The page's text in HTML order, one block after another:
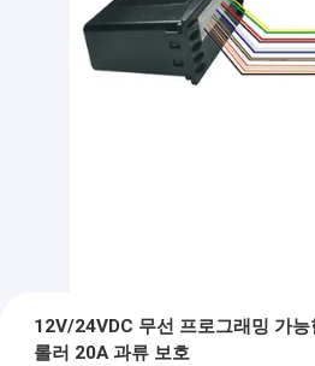
12V/24VDC 무선 프로그래밍 가
롤러 20A 과류 보호